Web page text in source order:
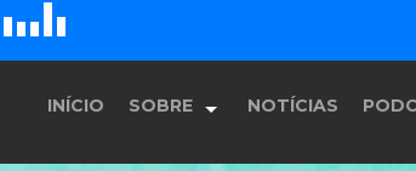
E F
INÍCIO SOBRE NOTÍCIAS